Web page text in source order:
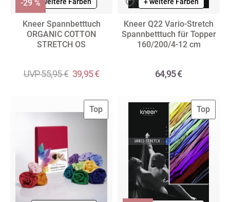
+ weitere Farben
Kneer Spannbetttuch
ORGANIC COTTON
STRETCH OS
UVP 55,95 € 39,95 €
-29 % + weitere Farben
Kneer Q22 Vario-Stretch
Spannbetttuch für Topper
160/200/4-12 cm
64,95 €
Top Top